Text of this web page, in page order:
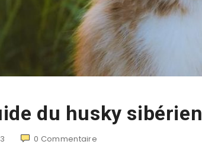
du husky sibérien
0 Commentaire